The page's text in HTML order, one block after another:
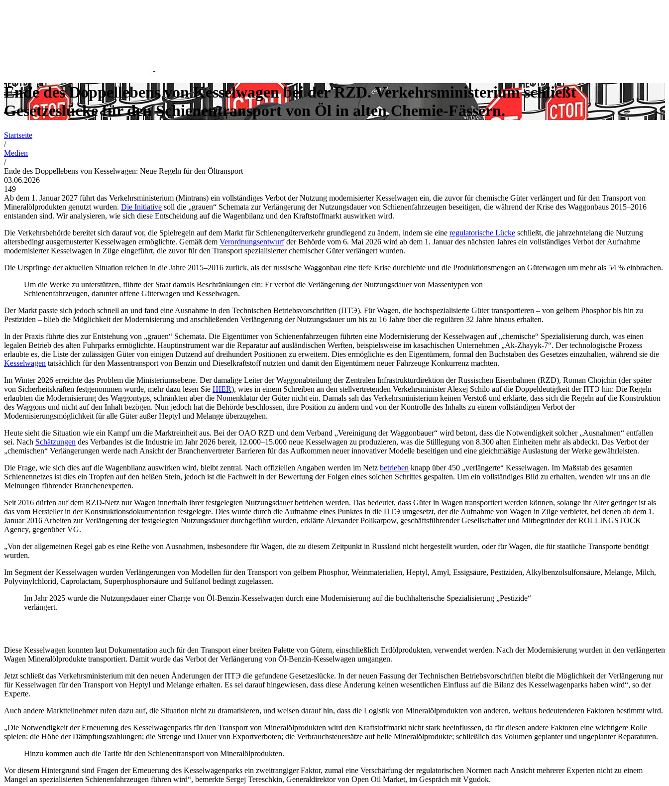
Ende des Doppellebens von Kesselwagen bei der RZD. Verkehrsministerium schließt
Gesetzeslücke für den Schienentransport von Öl in alten Chemie-Fässern.
Startseite
/
Medien
/
Ende des Doppellebens von Kesselwagen: Neue Regeln für den Öltransport
03.06.2026
149
Ab dem 1. Januar 2027 führt das Verkehrsministerium (Mintrans) ein vollständiges Verbot der Nutzung modernisierter Kesselwagen ein, die zuvor für chemische Güter verlängert und für den Transport von
Mineralölprodukten genutzt wurden. Die Initiative soll die „grauen“ Schemata zur Verlängerung der Nutzungsdauer von Schienenfahrzeugen beseitigen, die während der Krise des Waggonbaus 2015–2016
entstanden sind. Wir analysieren, wie sich diese Entscheidung auf die Wagenbilanz und den Kraftstoffmarkt auswirken wird.
Die Verkehrsbehörde bereitet sich darauf vor, die Spielregeln auf dem Markt für Schienengüterverkehr grundlegend zu ändern, indem sie eine regulatorische Lücke schließt, die jahrzehntelang die Nutzung
altersbedingt ausgemusterter Kesselwagen ermöglichte. Gemäß dem Verordnungsentwurfder Behörde vom 6. Mai 2026 wird ab dem 1. Januar des nächsten Jahres ein vollständiges Verbot der Aufnahme
modernisierter Kesselwagen in Züge eingeführt, die zuvor für den Transport spezialisierter chemischer Güter verlängert wurden.
Die Ursprünge der aktuellen Situation reichen in die Jahre 2015–2016 zurück, als der russische Waggonbau eine tiefe Krise durchlebte und die Produktionsmengen an Güterwagen um mehr als 54 % einbrachen.
Um die Werke zu unterstützen, führte der Staat damals Beschränkungen ein: Er verbot die Verlängerung der Nutzungsdauer von Massentypen von
Schienenfahrzeugen, darunter offene Güterwagen und Kesselwagen.
Der Markt passte sich jedoch schnell an und fand eine Ausnahme in den Technischen Betriebsvorschriften (ПТЭ). Für Wagen, die hochspezialisierte Güter transportieren – von gelbem Phosphor bis hin zu
Pestiziden – blieb die Möglichkeit der Modernisierung und anschließenden Verlängerung der Nutzungsdauer um bis zu 16 Jahre über die regulären 32 Jahre hinaus erhalten.
In der Praxis führte dies zur Entstehung von „grauen“ Schemata. Die Eigentümer von Schienenfahrzeugen führten eine Modernisierung der Kesselwagen auf „chemische“ Spezialisierung durch, was einen
legalen Betrieb des alten Fuhrparks ermöglichte. Hauptinstrument war die Reparatur auf ausländischen Werften, beispielsweise im kasachischen Unternehmen „Ak-Zhayyk-7“. Der technologische Prozess
erlaubte es, die Liste der zulässigen Güter von einigen Dutzend auf dreihundert Positionen zu erweitern. Dies ermöglichte es den Eigentümern, formal den Buchstaben des Gesetzes einzuhalten, während sie die
Kesselwagen tatsächlich für den Massentransport von Benzin und Dieselkraftstoff nutzten und damit den Eigentümern neuer Fahrzeuge Konkurrenz machten.
Im Winter 2026 erreichte das Problem die Ministeriumsebene. Der damalige Leiter der Waggonabteilung der Zentralen Infrastrukturdirektion der Russischen Eisenbahnen (RZD), Roman Chojchin (der später
von Sicherheitskräften festgenommen wurde, mehr dazu lesen Sie HIER), wies in einem Schreiben an den stellvertretenden Verkehrsminister Alexej Schilo auf die Doppeldeutigkeit der ПТЭ hin: Die Regeln
erlaubten die Modernisierung des Waggontyps, schränkten aber die Nomenklatur der Güter nicht ein. Damals sah das Verkehrsministerium keinen Verstoß und erklärte, dass sich die Regeln auf die Konstruktion
des Waggons und nicht auf den Inhalt bezögen. Nun jedoch hat die Behörde beschlossen, ihre Position zu ändern und von der Kontrolle des Inhalts zu einem vollständigen Verbot der
Modernisierungsmöglichkeit für alle Güter außer Heptyl und Melange überzugehen.
Heute sieht die Situation wie ein Kampf um die Marktreinheit aus. Bei der OAO RZD und dem Verband „Vereinigung der Waggonbauer“ wird betont, dass die Notwendigkeit solcher „Ausnahmen“ entfallen
sei. Nach Schätzungen des Verbandes ist die Industrie im Jahr 2026 bereit, 12.000–15.000 neue Kesselwagen zu produzieren, was die Stilllegung von 8.300 alten Einheiten mehr als abdeckt. Das Verbot der
„chemischen“ Verlängerungen werde nach Ansicht der Branchenvertreter Barrieren für das Aufkommen neuer innovativer Modelle beseitigen und eine gleichmäßige Auslastung der Werke gewährleisten.
Die Frage, wie sich dies auf die Wagenbilanz auswirken wird, bleibt zentral. Nach offiziellen Angaben werden im Netz betrieben knapp über 450 „verlängerte“ Kesselwagen. Im Maßstab des gesamten
Schienennetzes ist dies ein Tropfen auf den heißen Stein, jedoch ist die Fachwelt in der Bewertung der Folgen eines solchen Schrittes gespalten. Um ein vollständiges Bild zu erhalten, wenden wir uns an die
Meinungen führender Branchenexperten.
Seit 2016 dürfen auf dem RZD-Netz nur Wagen innerhalb ihrer festgelegten Nutzungsdauer betrieben werden. Das bedeutet, dass Güter in Wagen transportiert werden können, solange ihr Alter geringer ist als
das vom Hersteller in der Konstruktionsdokumentation festgelegte. Dies wurde durch die Aufnahme eines Punktes in die ПТЭ umgesetzt, der die Aufnahme von Wagen in Züge verbietet, bei denen ab dem 1.
Januar 2016 Arbeiten zur Verlängerung der festgelegten Nutzungsdauer durchgeführt wurden, erklärte Alexander Polikarpow, geschäftsführender Gesellschafter und Mitbegründer der ROLLINGSTOCK
Agency, gegenüber VG.
„Von der allgemeinen Regel gab es eine Reihe von Ausnahmen, insbesondere für Wagen, die zu diesem Zeitpunkt in Russland nicht hergestellt wurden, oder für Wagen, die für staatliche Transporte benötigt
wurden.
Im Segment der Kesselwagen wurden Verlängerungen von Modellen für den Transport von gelbem Phosphor, Weinmaterialien, Heptyl, Amyl, Essigsäure, Pestiziden, Alkylbenzolsulfonsäure, Melange, Milch,
Polyvinylchlorid, Caprolactam, Superphosphorsäure und Sulfanol bedingt zugelassen.
Im Jahr 2025 wurde die Nutzungsdauer einer Charge von Öl-Benzin-Kesselwagen durch eine Modernisierung auf die buchhalterische Spezialisierung „Pestizide“
verlängert.
Diese Kesselwagen konnten laut Dokumentation auch für den Transport einer breiten Palette von Gütern, einschließlich Erdölprodukten, verwendet werden. Nach der Modernisierung wurden in den verlängerten
Wagen Mineralölprodukte transportiert. Damit wurde das Verbot der Verlängerung von Öl-Benzin-Kesselwagen umgangen.
Jetzt schließt das Verkehrsministerium mit den neuen Änderungen der ПТЭ die gefundene Gesetzeslücke. In der neuen Fassung der Technischen Betriebsvorschriften bleibt die Möglichkeit der Verlängerung nur
für Kesselwagen für den Transport von Heptyl und Melange erhalten. Es sei darauf hingewiesen, dass diese Änderung keinen wesentlichen Einfluss auf die Bilanz des Kesselwagenparks haben wird“, so der
Experte.
Auch andere Marktteilnehmer rufen dazu auf, die Situation nicht zu dramatisieren, und weisen darauf hin, dass die Logistik von Mineralölprodukten von anderen, weitaus bedeutenderen Faktoren bestimmt wird.
„Die Notwendigkeit der Erneuerung des Kesselwagenparks für den Transport von Mineralölprodukten wird den Kraftstoffmarkt nicht stark beeinflussen, da für diesen andere Faktoren eine wichtigere Rolle
spielen: die Höhe der Dämpfungszahlungen; die Strenge und Dauer von Exportverboten; die Verbrauchsteuersätze auf helle Mineralölprodukte; schließlich das Volumen geplanter und ungeplanter Reparaturen.
Hinzu kommen auch die Tarife für den Schienentransport von Mineralölprodukten.
Vor diesem Hintergrund sind Fragen der Erneuerung des Kesselwagenparks ein zweitrangiger Faktor, zumal eine Verschärfung der regulatorischen Normen nach Ansicht mehrerer Experten nicht zu einem
Mangel an spezialisierten Schienenfahrzeugen führen wird“, bemerkte Sergej Tereschkin, Generaldirektor von Open Oil Market, im Gespräch mit Vgudok.